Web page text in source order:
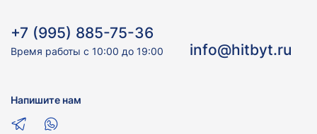
+7 (995) 885-75-36
Время работы с 10:00 до 19:00 info@hitbyt.ru
Напишите нам